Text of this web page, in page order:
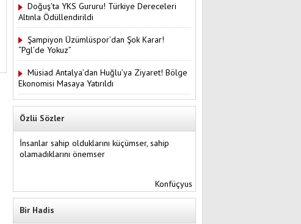
Doğuş’ta YKS Gururu! Türkiye Dereceleri
Altınla Ödüllendirildi
Şampiyon Üzümlüspor’dan Şok Karar!
“Pgl’de Yokuz”
Müsiad Antalya’dan Huğlu’ya Ziyaret! Bölge
Ekonomisi Masaya Yatırıldı
Özlü Sözler
İnsanlar sahip olduklarını küçümser, sahip
olamadıklarını önemser
Konfüçyus
Bir Hadis